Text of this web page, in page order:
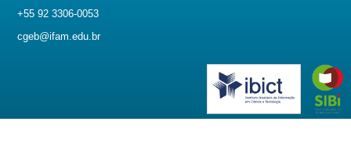
+55 92 3306-0053
cgeb@ifam.edu.br